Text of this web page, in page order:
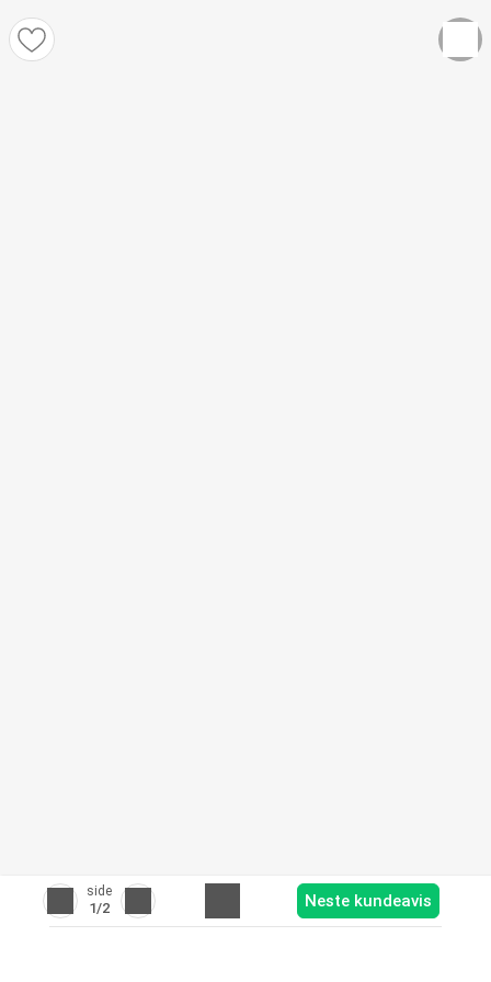
side
1/2 Neste kundeavis